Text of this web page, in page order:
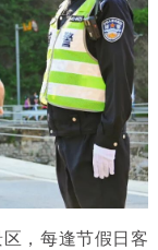
，每逢节假日客